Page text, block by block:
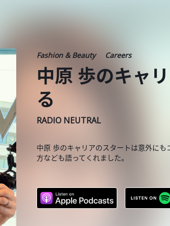
Fashion & Beauty Careers
中原 歩のキャ
る
RADIO NEUTRAL
中原 歩のキャリアのスタートは意外に
方なども語ってくれました。